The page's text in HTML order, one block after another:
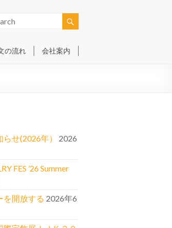
の流れ 会社案内
せ(2026年）
2026
FES ’26 Summer
を開放する 2026年6